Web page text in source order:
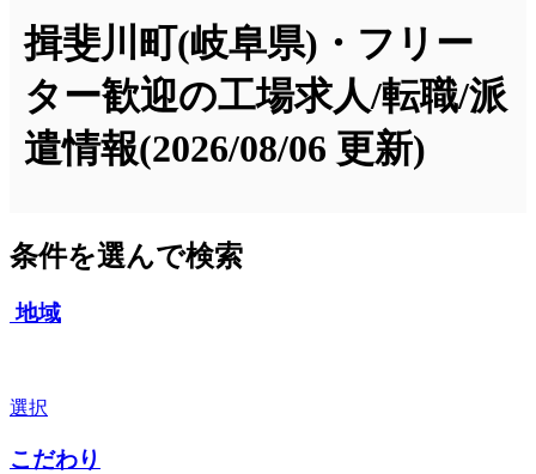
揖斐川町(岐阜県)・フリー
ター歓迎の工場求人/転職/派
遣情報(2026/08/06 更新)
条件を選んで検索
地域
選択
こだわり